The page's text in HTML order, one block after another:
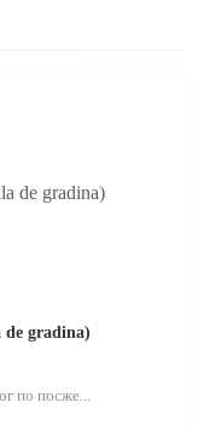
de gradina)
по посже...